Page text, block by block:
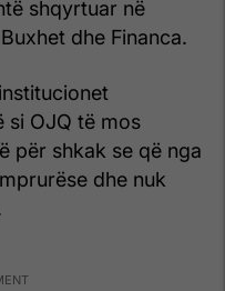
shqyrtuar në
dhe Financa.
si OJQ të mos
për shkak se që nga
dhe nuk